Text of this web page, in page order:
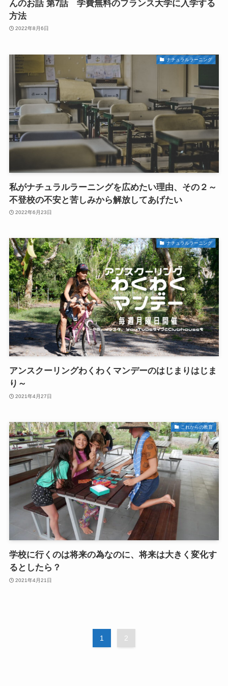
んのお話 第7話 学費無料のフランス大学に入学する
方法
2022年8月6日
ナチュラルラーニング
私がナチュラルラーニングを広めたい理由、その２～
不登校の不安と苦しみから解放してあげたい
2022年6月23日
ナチュラルラーニング
アンスクーリングわくわくマンデーのはじまりはじま
り～
2021年4月27日
これからの教育
学校に行くのは将来の為なのに、将来は大きく変化す
るとしたら？
2021年4月21日
1 2